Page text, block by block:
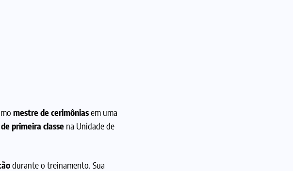
mestre de cerimôniasem uma
primeira classe na Unidade de
durante o treinamento. Sua